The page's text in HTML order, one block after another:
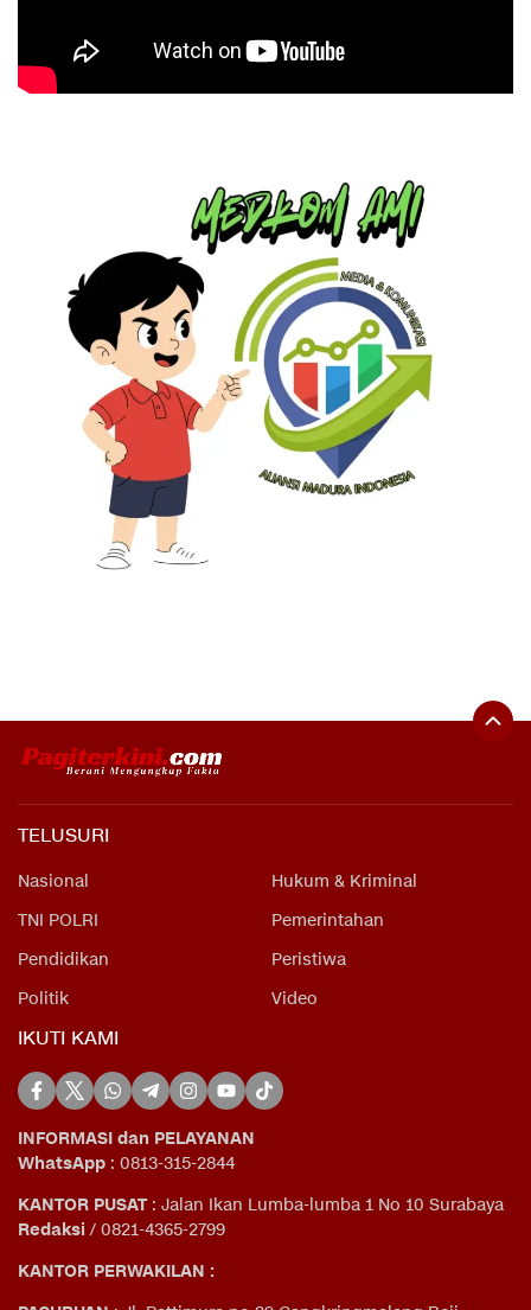
TELUSURI
Nasional
Hukum & Kriminal
TNI POLRI
Pemerintahan
Pendidikan
Peristiwa
Politik
Video
IKUTI KAMI
INFORMASI dan PELAYANAN
WhatsApp : 0813-315-2844
KANTOR PUSAT: Jalan Ikan Lumba-lumba 1 No 10 Surabaya
Redaksi / 0821-4365-2799
KANTOR PERWAKILAN :